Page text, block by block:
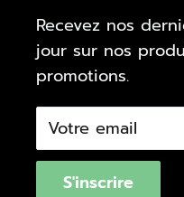
Recevez nos
jour sur nos
promotions.
Votre email
S'inscrire